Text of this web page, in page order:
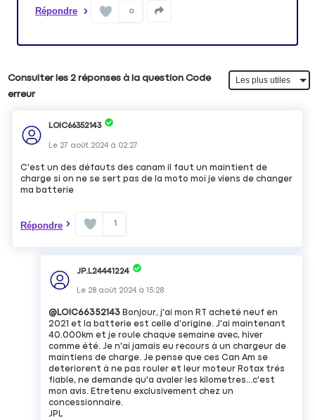
Répondre 0
Consulter les 2 réponses à la question Code
erreur
LOIC66352143
Le 27 août 2024 à 02:27
C'est un des défauts des canam il faut un maintient de
charge si on ne se sert pas de la moto moi je viens de changer
ma batterie
Répondre 1
JP.L24441224
Le 28 août 2024 à15:28
@LOIC66352143 Bonjour, j'ai mon RT acheté neuf en
2021 et la batterie est celle d'origine. J'ai maintenant
40.000km et je roule chaque semaine avec, hiver
comme été. Je n'ai jamais eu recours à un chargeur de
maintiens de charge. Je pense que ces Can Am se
deteriorent à ne pas rouler et leur moteur Rotax trés
fiable, ne demande qu'a avaler les kilometres...c'est
mon avis. Etretenu exclusivement chez un
concessionnaire.
JPL